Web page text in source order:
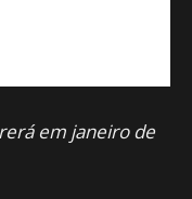
em janeiro de